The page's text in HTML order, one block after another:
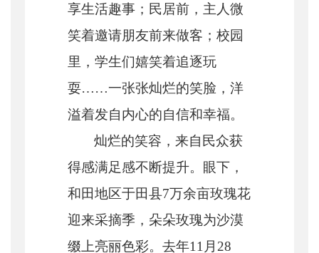
享生活趣事；民居前，主人微
笑着邀请朋友前来做客；校园
里，学生们嬉笑着追逐玩
耍……一张张灿烂的笑脸，洋
溢着发自内心的自信和幸福。
灿烂的笑容，来自民众获
得感满足感不断提升。眼下，
和田地区于田县7万余亩玫瑰花
迎来采摘季，朵朵玫瑰为沙漠
缀上亮丽色彩。去年11月28